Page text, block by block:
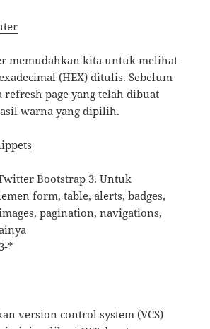
memudahkan kita untuk melihat
(HEX) ditulis. Sebelum
refresh page yang telah dibuat
warna yang dipilih.
Bootstrap 3. Untuk
form, table, alerts, badges,
pagination, navigations,
*
version control system (VCS)